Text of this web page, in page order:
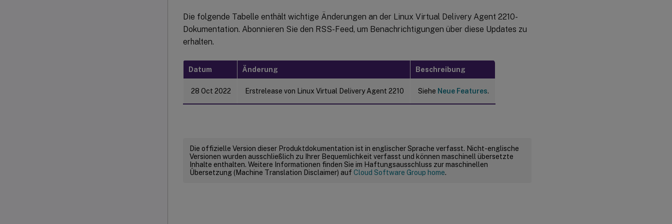
Die folgende Tabelle enthält wichtige Änderungen an der Linux Virtual Delivery Agent 2210-
Dokumentation. Abonnieren Sie den RSS-Feed, um Benachrichtigungen über diese Updates zu
erhalten.
Datum Änderung Beschreibung
28 Oct 2022 Erstrelease von Linux Virtual Delivery Agent 2210 Siehe Neue Features.
Die offizielle Version dieser Produktdokumentation ist in englischer Sprache verfasst. Nicht-englische
Versionen wurden ausschließlich zu Ihrer Bequemlichkeit verfasst und können maschinell übersetzte
Inhalte enthalten. Weitere Informationen finden Sie im Haftungsausschluss zur maschinellen
Übersetzung (Machine Translation Disclaimer) auf Cloud Software Group home.